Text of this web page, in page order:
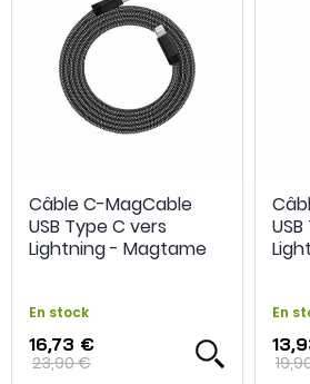
-30 %
Câble C-MagCable
USB Type C vers
Lightning - Magtame
En stock
16,73 €
23,90 €
En